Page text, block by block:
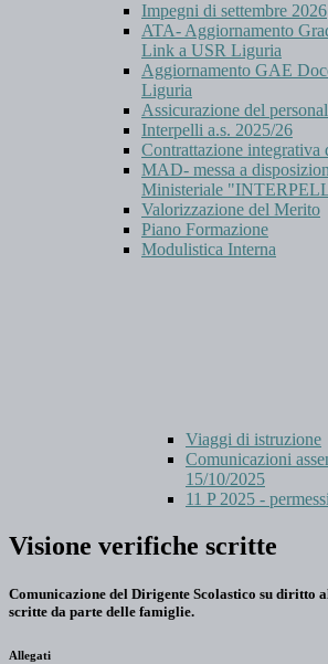
Impegni di settembre 2026
ATA- Aggiornamento
Link a USR Liguria
Aggiornamento GAE
Liguria
Assicurazione del
Interpelli a.s. 2025/26
Contrattazione integrativa
MAD- messa a
Ministeriale
Valorizzazione del Merito
Piano Formazione
Modulistica Interna
Viaggi di istruzione
Comunicazioni
15/10/2025
11 P 2025 -
Visione verifiche scritte
Comunicazione del Dirigente Scolastico su diritto
scritte da parte delle famiglie.
Allegati